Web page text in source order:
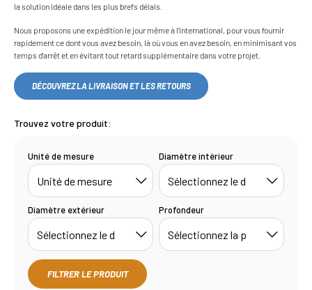
la solution idéale dans les plus brefs délais.
Nous proposons une expédition le jour même à l'international, pour vous fournir
rapidement ce dont vous avez besoin, là où vous en avez besoin, en minimisant vos
temps d'arrêt et en évitant tout retard supplémentaire dans votre projet.
DÉCOUVREZ LA LIVRAISON ET LES RETOURS
Trouvez votre produit:
Unité de mesure Diamètre intérieur
Diamètre extérieur Profondeur
FILTRER LE PRODUIT